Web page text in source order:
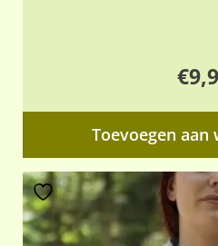
€
Toevoegen aan